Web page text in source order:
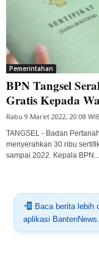
Pemerintahan
BPN Tangsel
Gratis Kepada
Rabu 9 Maret 2022, 20:08 WIB
TANGSEL - Badan
menyerahkan 30 ribu
sampai 2022. Kepala BPN...
Baca berita lebih
aplikasi